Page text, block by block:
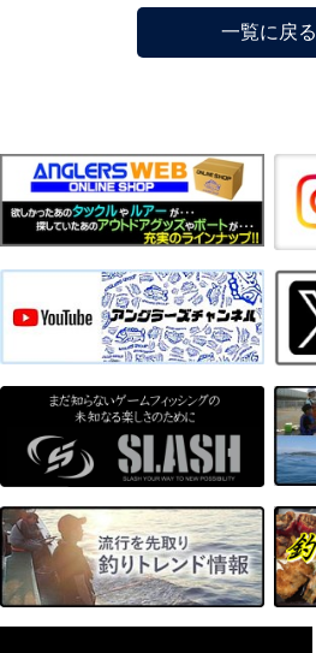
一覧に戻る